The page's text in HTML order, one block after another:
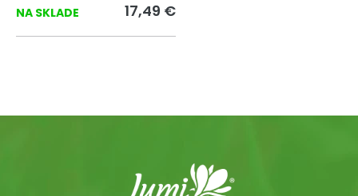
NA SKLADE 17,49 €